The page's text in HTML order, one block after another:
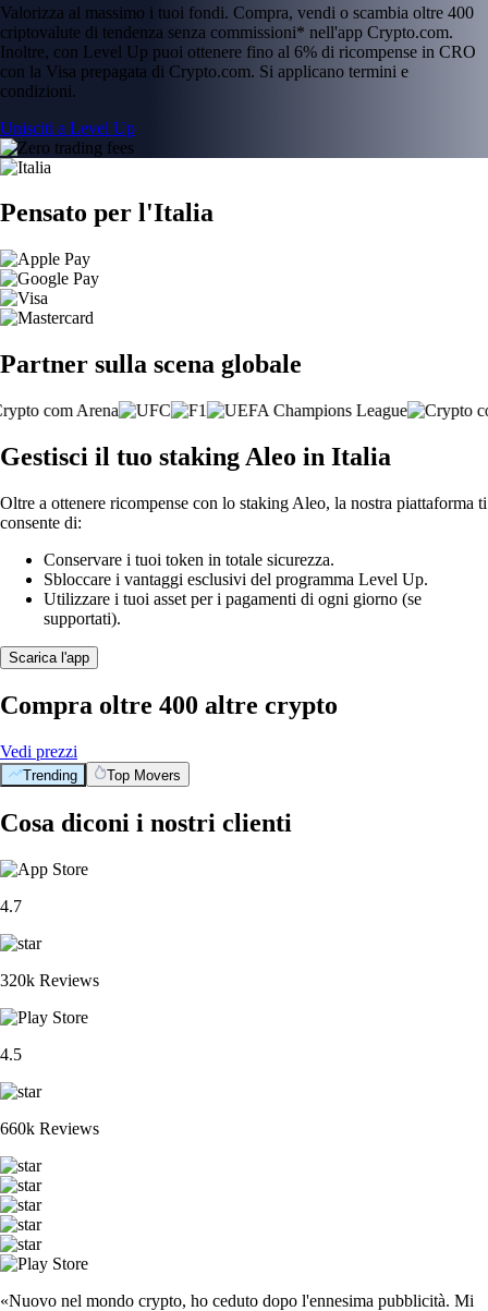
Valorizza al massimo i tuoi fondi. Compra, vendi o scambia oltre 400
criptovalute di tendenza senza commissioni* nell'app Crypto.com.
Inoltre, con Level Up puoi ottenere fino al 6% di ricompense in CRO
con la Visa prepagata di Crypto.com. Si applicano termini e
condizioni.
Unisciti a Level Up
Pensato per l'Italia
Partner sulla scena globale
Gestisci il tuo staking Aleo in Italia
Oltre a ottenere ricompense con lo staking Aleo, la nostra piattaforma ti
consente di:
Conservare i tuoi token in totale sicurezza.
Sbloccare i vantaggi esclusivi del programma Level Up.
Utilizzare i tuoi asset per i pagamenti di ogni giorno (se
supportati).
Scarica l'app
Compra oltre 400 altre crypto
Vedi prezzi
Trending Top Movers
Cosa diconi i nostri clienti
4.7
320k Reviews
4.5
660k Reviews
«Nuovo nel mondo crypto, ho ceduto dopo l'ennesima pubblicità. Mi